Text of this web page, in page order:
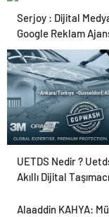
Serjoy : Dijital Medya Ajansı,
Google Reklam
Ajansı ve Web
UETDS Nedir ?
Akıllı Dijital
Alaaddin KAHYA: